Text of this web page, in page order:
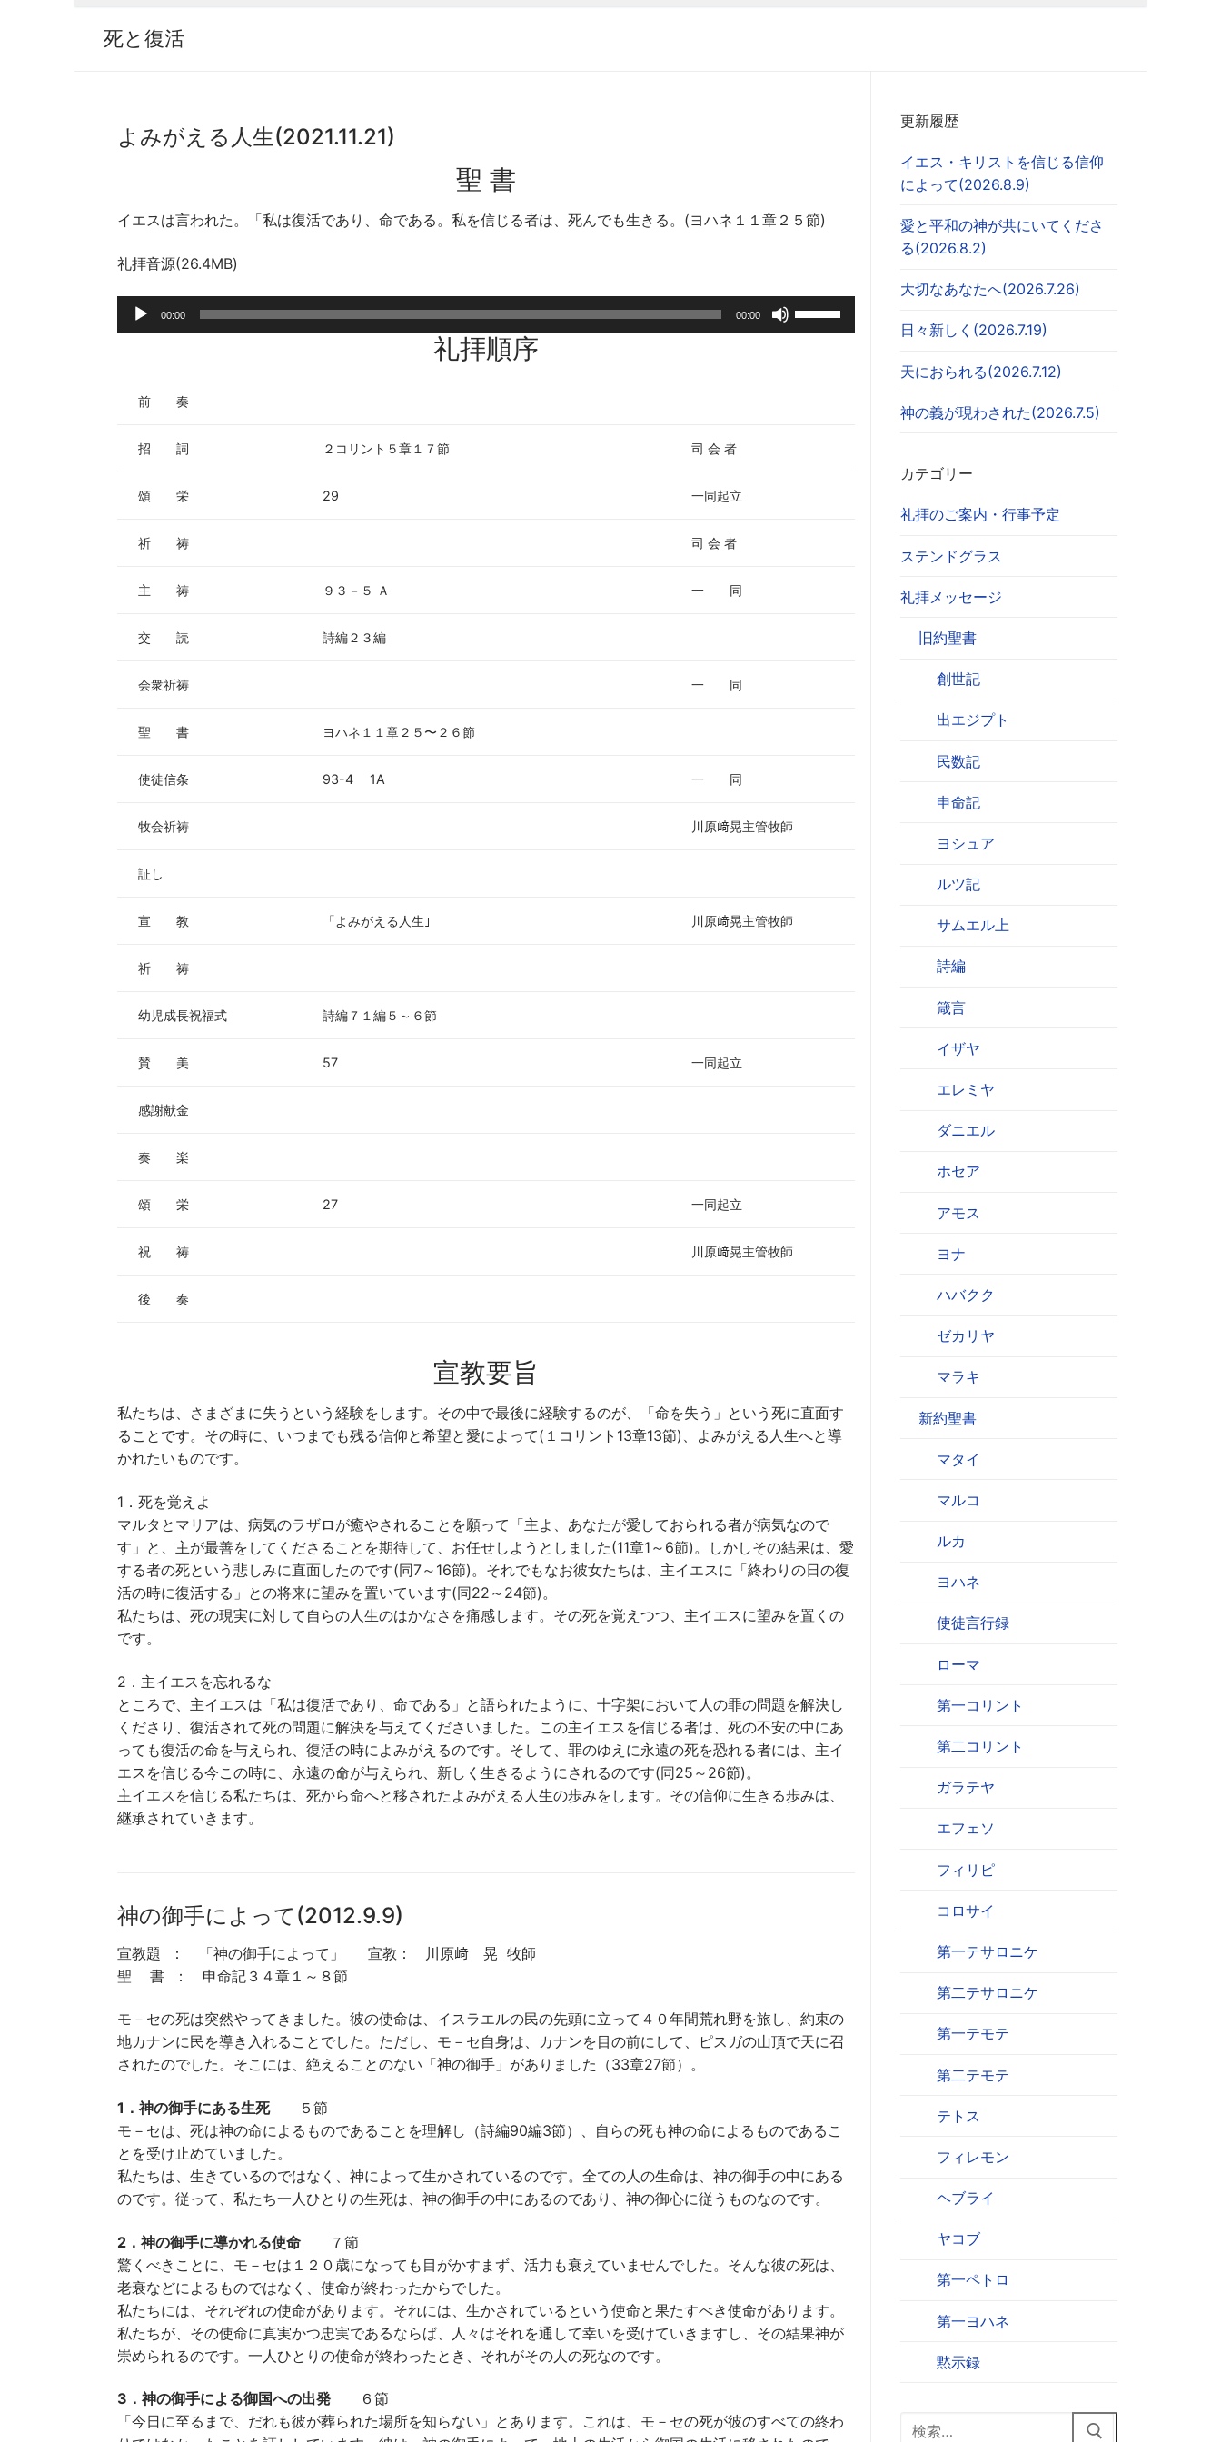
死と復活
よみがえる人生(2021.11.21)
聖 書
イエスは言われた。「私は復活であり、命である。私を信じる者は、死んでも生きる。(ヨハネ１１章２５節)
礼拝音源(26.4MB)
声
00:00 00:00
リ
礼拝順序
前 奏
招 詞 ２コリント５章１７節 司 会 者
頌 栄 29 一同起立
祈 祷 司 会 者
主 祷 ９３－５ Ａ 一 同
交 読 詩編２３編
会衆祈祷 一 同
聖 書 ヨハネ１１章２５〜２６節
使徒信条 93-4 1A 一 同
牧会祈祷 川原﨑晃主管牧師
証し
宣 教 「よみがえる人生｣ 川原﨑晃主管牧師
祈 祷
幼児成長祝福式 詩編７１編５～６節
賛 美 57 一同起立
感謝献金
奏 楽
頌 栄 27 一同起立
祝 祷 川原﨑晃主管牧師
後 奏
宣教要旨
私たちは、さまざまに失うという経験をします。その中で最後に経験するのが、「命を失う」という死に直面す
ることです。その時に、いつまでも残る信仰と希望と愛によって(１コリント13章13節)、よみがえる人生へと導
かれたいものです。
1．死を覚えよ
マルタとマリアは、病気のラザロが癒やされることを願って「主よ、あなたが愛しておられる者が病気なので
す」と、主が最善をしてくださることを期待して、お任せしようとしました(11章1～6節)。しかしその結果は、愛
する者の死という悲しみに直面したのです(同7～16節)。それでもなお彼女たちは、主イエスに「終わりの日の復
活の時に復活する」との将来に望みを置いています(同22～24節)。
私たちは、死の現実に対して自らの人生のはかなさを痛感します。その死を覚えつつ、主イエスに望みを置くの
です。
2．主イエスを忘れるな
ところで、主イエスは「私は復活であり、命である」と語られたように、十字架において人の罪の問題を解決し
くださり、復活されて死の問題に解決を与えてくださいました。この主イエスを信じる者は、死の不安の中にあ
っても復活の命を与えられ、復活の時によみがえるのです。そして、罪のゆえに永遠の死を恐れる者には、主イ
エスを信じる今この時に、永遠の命が与えられ、新しく生きるようにされるのです(同25～26節)。
主イエスを信じる私たちは、死から命へと移されたよみがえる人生の歩みをします。その信仰に生きる歩みは、
継承されていきます。
神の御手によって(2012.9.9)
宣教題 ： 「神の御手によって」 宣教： 川原﨑 晃 牧師
聖 書 ： 申命記３４章１～８節
モ－セの死は突然やってきました。彼の使命は、イスラエルの民の先頭に立って４０年間荒れ野を旅し、約束の
地カナンに民を導き入れることでした。ただし、モ－セ自身は、カナンを目の前にして、ピスガの山頂で天に召
されたのでした。そこには、絶えることのない「神の御手」がありました（33章27節）。
1．神の御手にある生死５節
モ－セは、死は神の命によるものであることを理解し（詩編90編3節）、自らの死も神の命によるものであるこ
とを受け止めていました。
私たちは、生きているのではなく、神によって生かされているのです。全ての人の生命は、神の御手の中にある
のです。従って、私たち一人ひとりの生死は、神の御手の中にあるのであり、神の御心に従うものなのです。
2．神の御手に導かれる使命 ７節
驚くべきことに、モ－セは１２０歳になっても目がかすまず、活力も衰えていませんでした。そんな彼の死は、
老衰などによるものではなく、使命が終わったからでした。
私たちには、それぞれの使命があります。それには、生かされているという使命と果たすべき使命があります。
私たちが、その使命に真実かつ忠実であるならば、人々はそれを通して幸いを受けていきますし、その結果神が
崇められるのです。一人ひとりの使命が終わったとき、それがその人の死なのです。
3．神の御手による御国への出発 ６節
「今日に至るまで、だれも彼が葬られた場所を知らない」とあります。これは、モ－セの死が彼のすべての終わ
更新履歴
イエス・キリストを信じる信仰
によって(2026.8.9)
愛と平和の神が共にいてくださ
る(2026.8.2)
大切なあなたへ(2026.7.26)
日々新しく(2026.7.19)
天におられる(2026.7.12)
神の義が現わされた(2026.7.5)
カテゴリー
礼拝のご案内・行事予定
ステンドグラス
礼拝メッセージ
旧約聖書
創世記
出エジプト
民数記
申命記
ヨシュア
ルツ記
サムエル上
詩編
箴言
イザヤ
エレミヤ
ダニエル
ホセア
アモス
ヨナ
ハバクク
ゼカリヤ
マラキ
新約聖書
マタイ
マルコ
ルカ
ヨハネ
使徒言行録
ローマ
第一コリント
第二コリント
ガラテヤ
エフェソ
フィリピ
コロサイ
第一テサロニケ
第二テサロニケ
第一テモテ
第二テモテ
テトス
フィレモン
ヘブライ
ヤコブ
第一ペトロ
第一ヨハネ
黙示録